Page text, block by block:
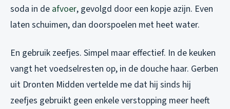
soda in de afvoer, gevolgd door een kopje azijn. Even
laten schuimen, dan doorspoelen met heet water.
En gebruik zeefjes. Simpel maar effectief. In de keuken
vangt het voedselresten op, in de douche haar. Gerben
uit Dronten Midden vertelde me dat hij sinds hij
zeefjes gebruikt geen enkele verstopping meer heeft